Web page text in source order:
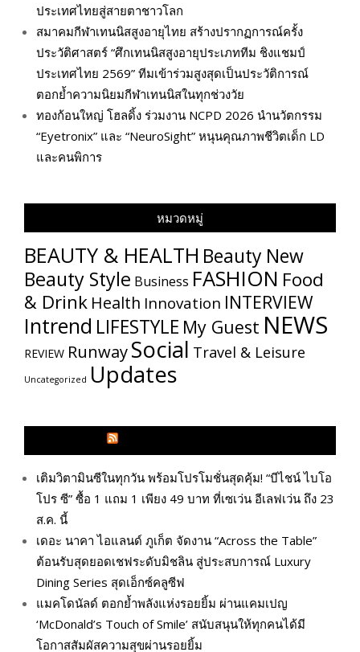
ประเทศไทยสู่สายตาชาวโลก
สมาคมกีฬาเทนนิสสูงอายุไทย สร้างปรากฏการณ์ครั้ง
ประวัติศาสตร์ “ศึกเทนนิสสูงอายุประเภททีม ชิงแชมป์
ประเทศไทย 2569” ทีมเข้าร่วมสูงสุดเป็นประวัติการณ์
ตอกย้ำความนิยมกีฬาเทนนิสในทุกช่วงวัย
ทองก้อนใหญ่ โฮลดิ้ง ร่วมงาน NCPD 2026 นำนวัตกรรม
“Eyetronix” และ “NeuroSight” หนุนคุณภาพชีวิตเด็ก LD
และคนพิการ
หมวดหมู่
BEAUTY & HEALTH Beauty New
Beauty Style Business FASHION Food
& Drink Health Innovation INTERVIEW
Intrend LIFESTYLE My​ Guest NEWS
REVIEW RunwaySocial Travel & Leisure
Uncategorized Updates
เติมวิตามินซีในทุกวัน พร้อมโปรโมชั่นสุดคุ้ม! “บีไชน์ ไบโอ
โปร ซี” ซื้อ 1 แถม 1 เพียง 49 บาท ที่เซเว่น อีเลฟเว่น ถึง 23
ส.ค. นี้
เดอะ นาคา ไอแลนด์ ภูเก็ต จัดงาน “Across the Table”
ต้อนรับสุดยอดเชฟระดับมิชลิน สู่ประสบการณ์ Luxury
Dining Series สุดเอ็กซ์คลูซีฟ
แมคโดนัลด์ ตอกย้ำพลังแห่งรอยยิ้ม ผ่านแคมเปญ
‘McDonald’s Touch of Smile’ สนับสนุนให้ทุกคนได้มี
โอกาสสัมผัสความสุขผ่านรอยยิ้ม